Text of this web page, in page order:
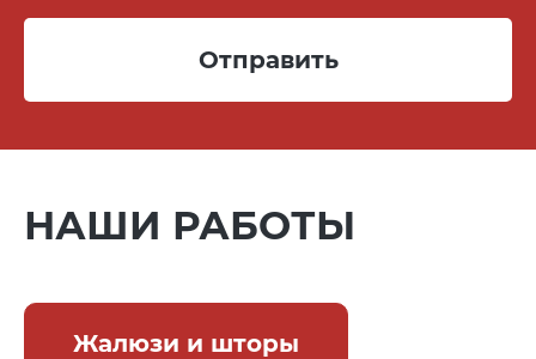
Отправить
НАШИ РАБОТЫ
Жалюзи и шторы